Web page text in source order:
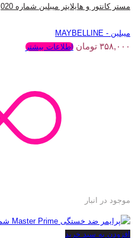
مستر کانتور و هایلایتر میبلین شماره 020
میبلین - MAYBELLINE
۳۵۸,۰۰۰ تومان اطلاعات بیشتر
موجود در انبار
افزودن به سبد خرید